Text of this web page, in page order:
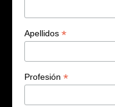
Apellidos *
Profesión *